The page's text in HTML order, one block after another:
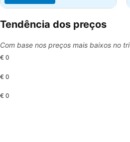
Tendência dos preços
Com base nos preços mais baixos no
€ 0
€ 0
€ 0